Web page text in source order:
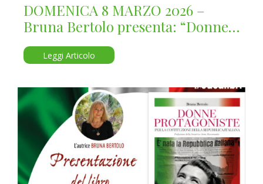
DOMENICA 8 MARZO 2026 –
Bruna Bertolo presenta: “Donne
protagoniste”
Leggi Articolo